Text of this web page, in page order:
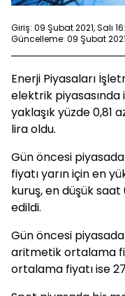
Giriş: 09 Şubat 2021, Salı
Güncelleme: 09 Şubat
Enerji Piyasaları
elektrik
yaklaşık yüzde 0,81
lira oldu.
Gün öncesi
fiyatı yarın için en
kuruş, en düşük
edildi.
Gün öncesi
aritmetik ortalama
ortalama fiyatı ise